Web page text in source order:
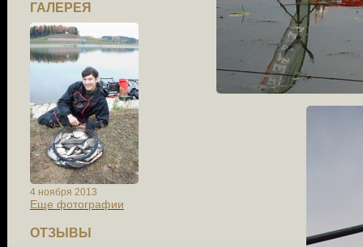
ГАЛЕРЕЯ
4 ноября 2013
Еще фотографии
ОТЗЫВЫ